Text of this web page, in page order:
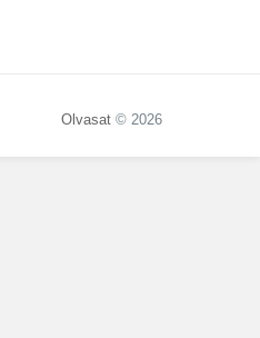
Olvasat © 2026